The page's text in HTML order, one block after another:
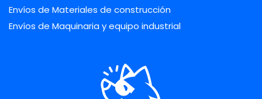
Envíos de Materiales de construcción
Envíos de Maquinaria y equipo industrial